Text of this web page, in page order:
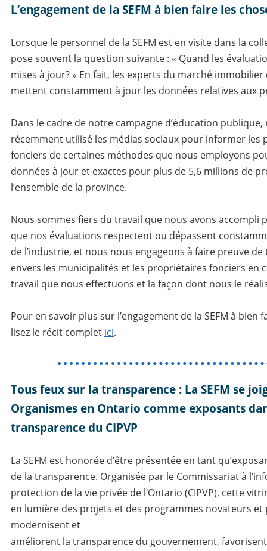
L’engagement de la SEFM à bien faire les
Lorsque le personnel de la SEFM est en visite dans la
pose souvent la question suivante : « Quand les
mises à jour? » En fait, les experts du marché immobilier
mettent constamment à jour les données relatives aux
Dans le cadre de notre campagne d’éducation publique,
récemment utilisé les médias sociaux pour informer les
fonciers de certaines méthodes que nous employons
données à jour et exactes pour plus de 5,6 millions de
l’ensemble de la province.
Nous sommes fiers du travail que nous avons accompli
que nos évaluations respectent ou dépassent
de l’industrie, et nous nous engageons à faire preuve
envers les municipalités et les propriétaires fonciers en
travail que nous effectuons et la façon dont nous le
Pour en savoir plus sur l’engagement de la SEFM à bien
lisez le récit complet ici.
Tous feux sur la transparence : La SEFM se
Organismes en Ontario comme exposants
transparence du CIPVP
La SEFM est honorée d’être présentée en tant
de la transparence. Organisée par le Commissariat à
protection de la vie privée de l’Ontario (CIPVP), cette
en lumière des projets et des programmes novateurs
modernisent et
améliorent la transparence du gouvernement, favorisent